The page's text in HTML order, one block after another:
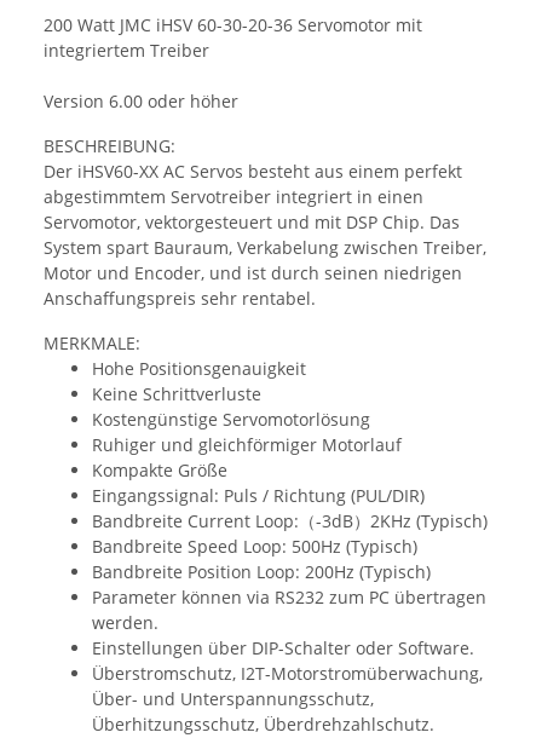
200 Watt JMC iHSV 60-30-20-36 Servomotor mit
integriertem Treiber
Version 6.00 oder höher
BESCHREIBUNG:
Der iHSV60-XX AC Servos besteht aus einem perfekt
abgestimmtem Servotreiber integriert in einen
Servomotor, vektorgesteuert und mit DSP Chip. Das
System spart Bauraum, Verkabelung zwischen Treiber,
Motor und Encoder, und ist durch seinen niedrigen
Anschaffungspreis sehr rentabel.
MERKMALE:
Hohe Positionsgenauigkeit
Keine Schrittverluste
Kostengünstige Servomotorlösung
Ruhiger und gleichförmiger Motorlauf
Kompakte Größe
Eingangssignal: Puls / Richtung (PUL/DIR)
Bandbreite Current Loop:（-3dB）2KHz (Typisch)
Bandbreite Speed Loop: 500Hz (Typisch)
Bandbreite Position Loop: 200Hz (Typisch)
Parameter können via RS232 zum PC übertragen
werden.
Einstellungen über DIP-Schalter oder Software.
Überstromschutz, I2T-Motorstromüberwachung,
Über- und Unterspannungsschutz,
Überhitzungsschutz, Überdrehzahlschutz.